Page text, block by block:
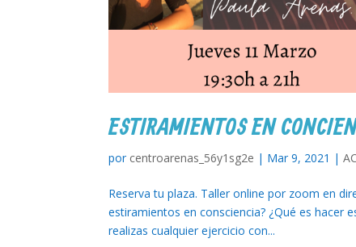
ESTIRAMIENTOS EN
por centroarenas_56y1sg2e | Mar 9, 2021 |
Reserva tu plaza. Taller online por zoom en
estiramientos en consciencia? ¿Qué es hacer
realizas cualquier ejercicio con...